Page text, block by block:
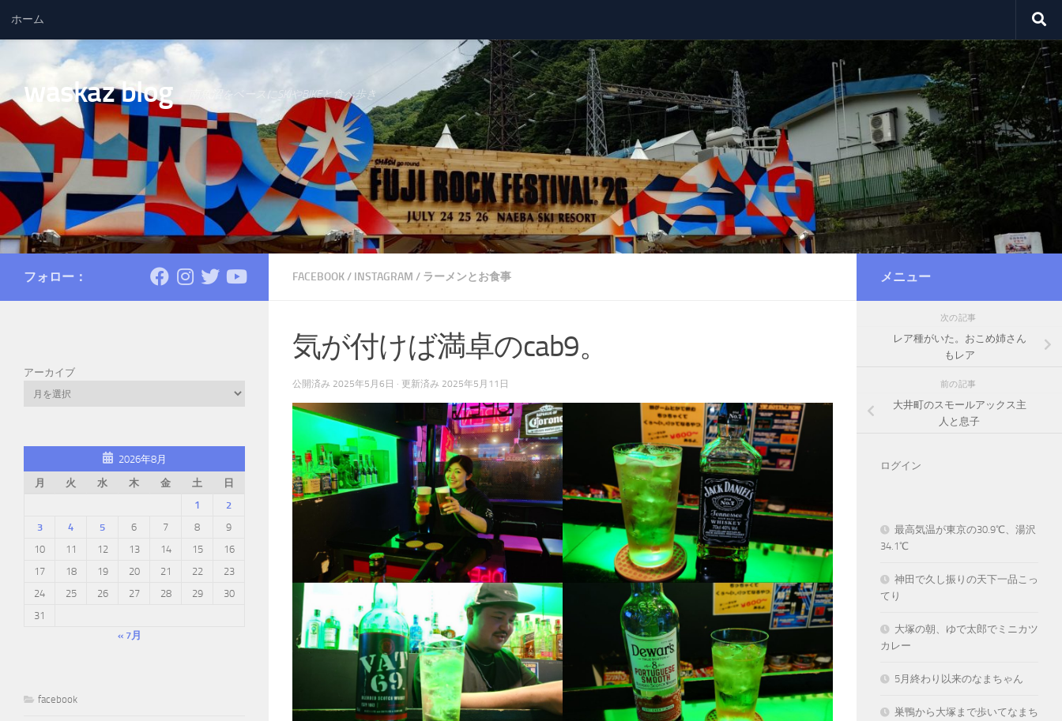
コンテンツへスキップ
ホーム
waskaz blog 南魚沼をベースにSKIやBIKEと食べ歩き
FACEBOOK/ INSTAGRAM / ラーメンとお食事
気が付けば満卓のcab9。
公開済み 2025年5月6日 · 更新済み 2025年5月11日
フォロー：
アーカイブ
2026年8月
月
火 水 木 金 土
日
1
2
3
4 5 6 7 8
9
10
11 12 13 14 15
16
17
18 19 20 21 22
23
24
25 26 27 28 29
30
31
« 7月
facebook
メニュー
次の記事
レア種がいた。おこめ姉さん
もレア
前の記事
大井町のスモールアックス主
人と息子
ログイン
最高気温が東京の30.9℃、湯沢
34.1℃
神田で久し振りの天下一品こっ
てり
大塚の朝、ゆで太郎でミニカツ
カレー
5月終わり以来のなまちゃん
巣鴨から大塚まで歩いてなまち